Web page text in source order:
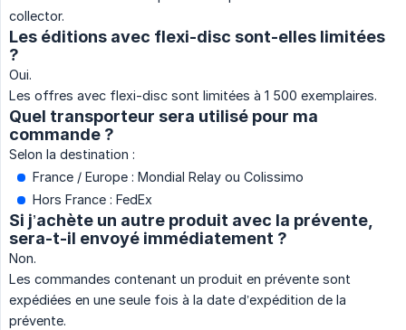
collector.
Les éditions avec flexi-disc sont-elles limitées
?
Oui.
Les offres avec flexi-disc sont limitées à 1 500 exemplaires.
Quel transporteur sera utilisé pour ma
commande ?
Selon la destination :
France / Europe : Mondial Relay ou Colissimo
Hors France : FedEx
Si j’achète un autre produit avec la prévente,
sera-t-il envoyé immédiatement ?
Non.
Les commandes contenant un produit en prévente sont
expédiées en une seule fois à la date d’expédition de la
prévente.